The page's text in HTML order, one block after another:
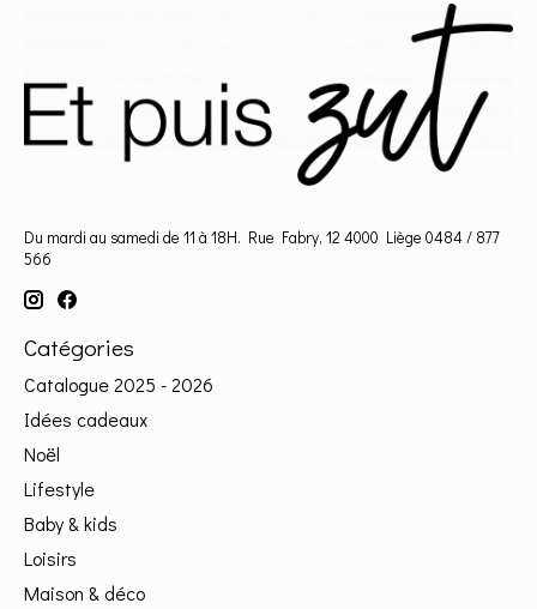
Du mardi au samedi de 11 à 18H. Rue Fabry, 12 4000 Liège 0484 / 877
566
Catégories
Catalogue 2025 - 2026
Idées cadeaux
Noël
Lifestyle
Baby & kids
Loisirs
Maison & déco